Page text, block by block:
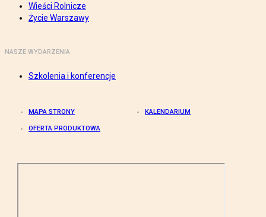
Wieści Rolnicze
Życie Warszawy
NASZE WYDARZENIA
Szkolenia i konferencje
MAPA STRONY KALENDARIUM
OFERTA PRODUKTOWA